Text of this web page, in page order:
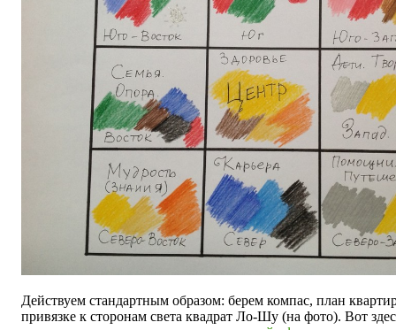
Действуем стандартным образом: берем компас, план
привязке к сторонам света квадрат Ло-Шу (на фото). Вот